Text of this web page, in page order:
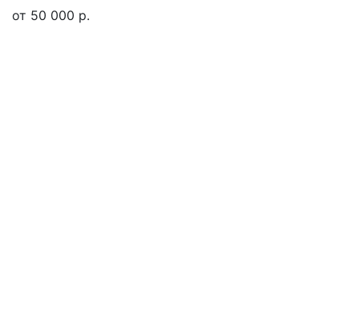
от 50 000 р.